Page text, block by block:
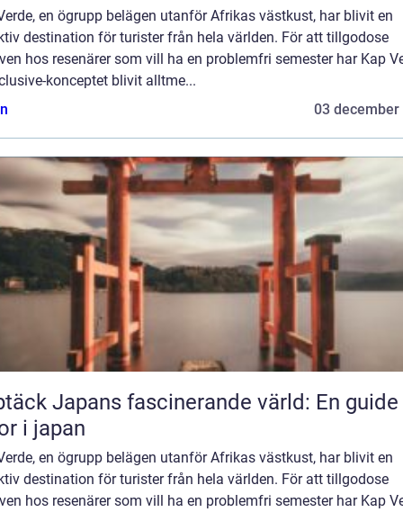
en ögrupp belägen utanför Afrikas västkust, har blivit en
destination för turister från hela världen. För att tillgodose
hos resenärer som vill ha en problemfri semester har Kap
konceptet blivit alltme...
03 december
Japans fascinerande värld: En
i japan
en ögrupp belägen utanför Afrikas västkust, har blivit en
destination för turister från hela världen. För att tillgodose
hos resenärer som vill ha en problemfri semester har Kap